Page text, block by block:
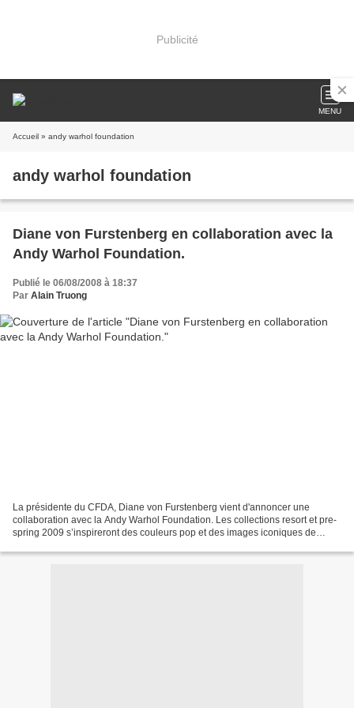
Publicité
MENU
Accueil » andy warhol foundation
andy warhol foundation
Diane von Furstenberg en collaboration avec la
Andy Warhol Foundation.
Publié le 06/08/2008 à 18:37
Par Alain Truong
La présidente du CFDA, Diane von Furstenberg vient d'annoncer une
collaboration avec la Andy Warhol Foundation. Les collections resort et pre-
spring 2009 s’inspireront des couleurs pop et des images iconiques de